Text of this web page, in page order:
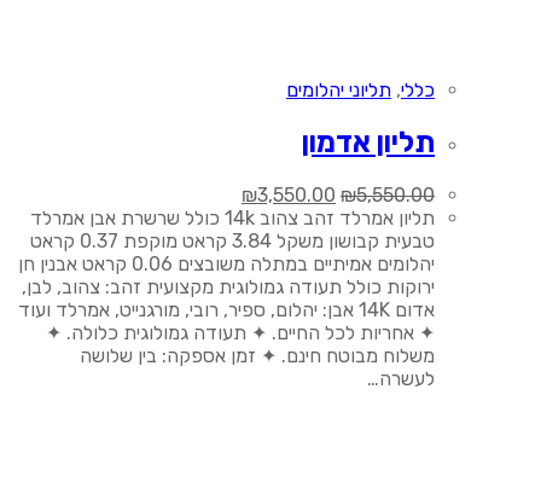
כללי, תליוני יהלומים
תליון אדמון
₪5,550.00
המחיר
המקורי
היה:
₪5,550.00.
₪3,550.00
הנוכחי
הוא:
₪3,550.00.
תליון אמרלד זהב צהוב 14k כולל שרשרת אבן אמרלד
טבעית קבושון משקל 3.84 קראט מוקפת 0.37 קראט
יהלומים אמיתיים במתלה משובצים 0.06 קראט אבנין חן
ירוקות כולל תעודה גמולוגית מקצועית זהב: צהוב, לבן,
אדום 14K אבן: יהלום, ספיר, רובי, מורגנייט, אמרלד ועוד
✦ אחריות לכל החיים. ✦ תעודה גמולוגית כלולה. ✦
משלוח מבוטח חינם. ✦ זמן אספקה: בין שלושה
לעשרה…